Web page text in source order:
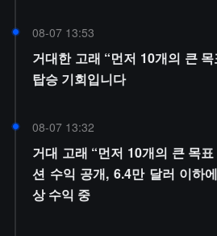
08-07 13:53
거대한 고래 “먼저 10개의 큰
탑승 기회입니다
08-07 13:32
거대 고래 “먼저 10개의 큰 목
션 수익 공개, 6.4만 달러 이하
상 수익 중